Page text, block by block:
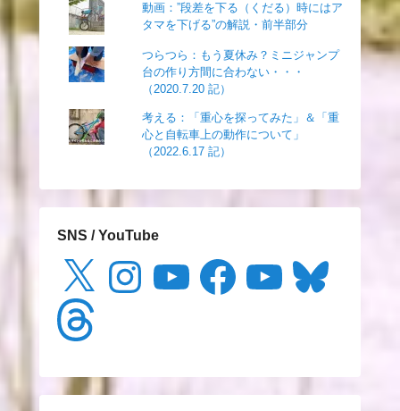
動画：”段差を下る（くだる）時にはア
タマを下げる”の解説・前半部分
つらつら：もう夏休み？ミニジャンプ
台の作り方間に合わない・・・
（2020.7.20 記）
考える：「重心を探ってみた」＆「重
心と自転車上の動作について」
（2022.6.17 記）
SNS / YouTube
Instagram Facebook Bluesky
Threads